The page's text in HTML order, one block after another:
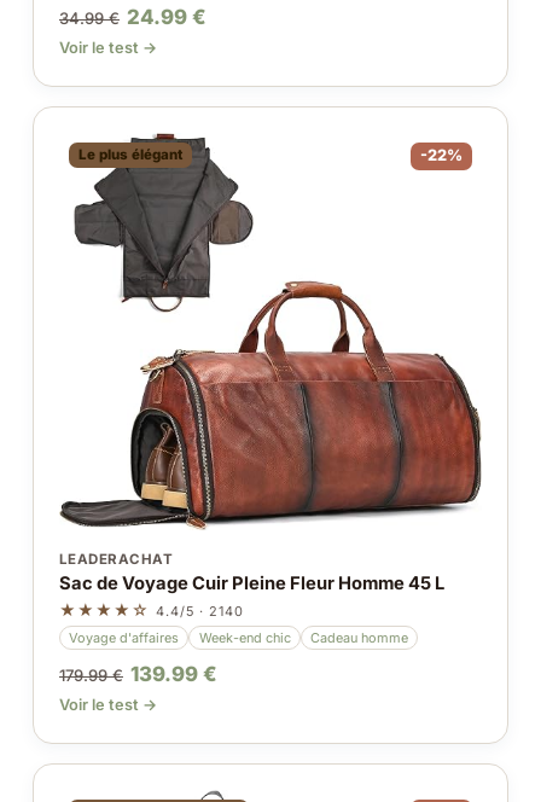
34.99 € 24.99 €
Voir le test →
Le plus élégant -22%
LEADERACHAT
Sac de Voyage Cuir Pleine Fleur Homme 45 L
★★★★☆ 4.4/5 · 2140
Voyage d'affaires
Week-end chic Cadeau homme
179.99 € 139.99 €
Voir le test →